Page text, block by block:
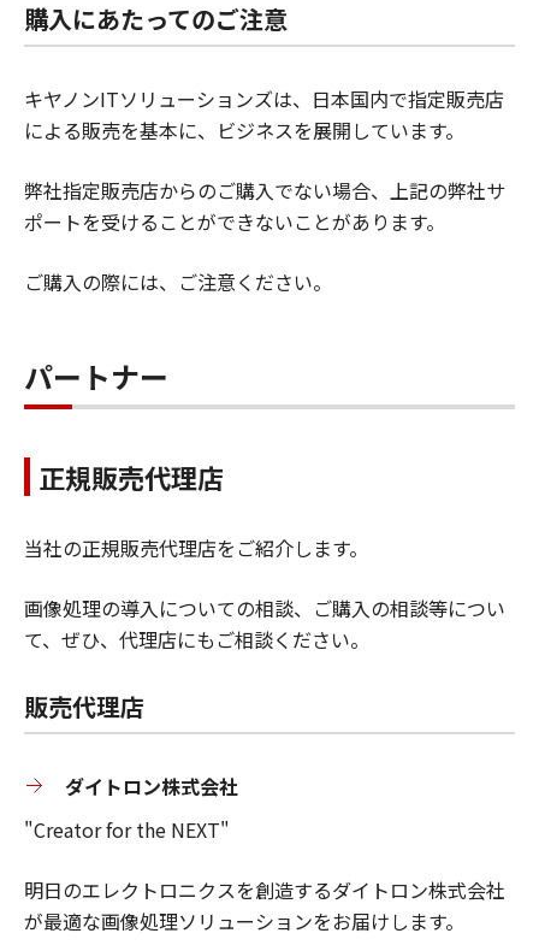
購入にあたってのご注意
キヤノンITソリューションズは、日本国内で指定販売店
による販売を基本に、ビジネスを展開しています。
弊社指定販売店からのご購入でない場合、上記の弊社サ
ポートを受けることができないことがあります。
ご購入の際には、ご注意ください。
パートナー
正規販売代理店
当社の正規販売代理店をご紹介します。
画像処理の導入についての相談、ご購入の相談等につい
て、ぜひ、代理店にもご相談ください。
販売代理店
ダイトロン株式会社
"Creator for the NEXT"
明日のエレクトロニクスを創造するダイトロン株式会社
が最適な画像処理ソリューションをお届けします。